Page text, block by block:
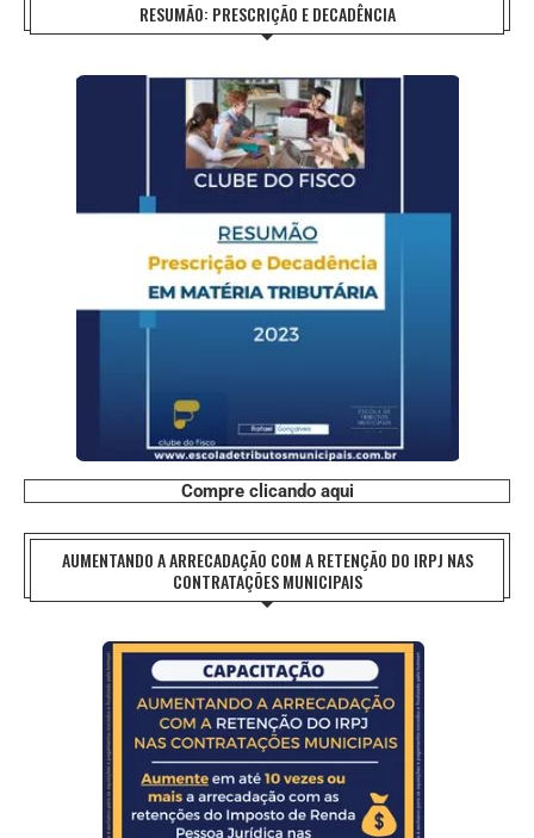
RESUMÃO: PRESCRIÇÃO E DECADÊNCIA
Compre clicando aqui
AUMENTANDO A ARRECADAÇÃO COM A RETENÇÃO DO IRPJ NAS
CONTRATAÇÕES MUNICIPAIS